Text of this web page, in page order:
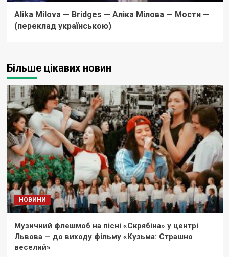
Alika Milova — Bridges — Аліка Мілова — Мости —
(переклад українською)
Більше цікавих новин
НОВИНИ
Музичний флешмоб на пісні «Скрябіна» у центрі
Львова — до виходу фільму «Кузьма: Страшно
веселий»